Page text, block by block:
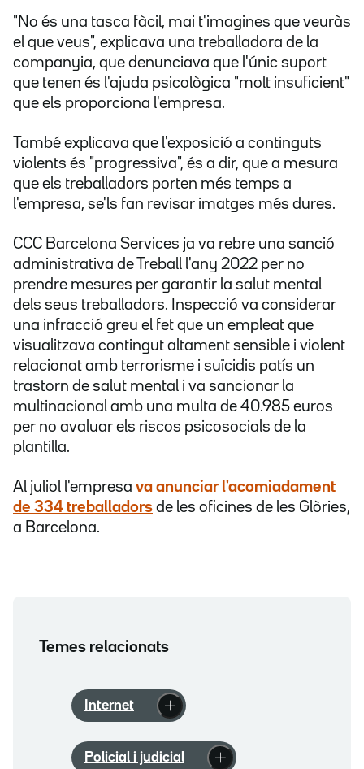
"No és una tasca fàcil, mai t'imagines que veuràs
el que veus", explicava una treballadora de la
companyia, que denunciava que l'únic suport
que tenen és l'ajuda psicològica "molt insuficient"
que els proporciona l'empresa.
També explicava que l'exposició a continguts
violents és "progressiva", és a dir, que a mesura
que els treballadors porten més temps a
l'empresa, se'ls fan revisar imatges més dures.
CCC Barcelona Services ja va rebre una sanció
administrativa de Treball l'any 2022 per no
prendre mesures per garantir la salut mental
dels seus treballadors. Inspecció va considerar
una infracció greu el fet que un empleat que
visualitzava contingut altament sensible i violent
relacionat amb terrorisme i suïcidis patís un
trastorn de salut mental i va sancionar la
multinacional amb una multa de 40.985 euros
per no avaluar els riscos psicosocials de la
plantilla.
Al juliol l'empresa va anunciar l'acomiadament
de 334 treballadors de les oficines de les Glòries,
a Barcelona.
Temes relacionats
Internet
Policial i judicial